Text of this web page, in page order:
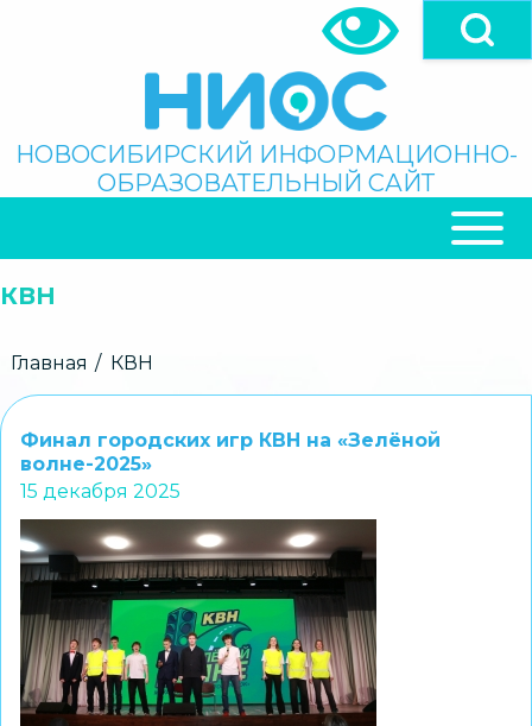
Поиск
НОВОСИБИРСКИЙ ИНФОРМАЦИОННО-
ОБРАЗОВАТЕЛЬНЫЙ САЙТ
НАВИГАЦИЯ
КВН
Строка
Главная КВН
Финал городских игр КВН на «Зелёной
волне-2025»
15 декабря 2025